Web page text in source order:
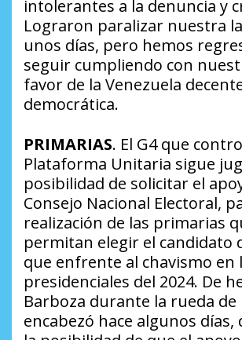
intolerantes a la denuncia y
Lograron paralizar nuestra
unos días, pero hemos
seguir cumpliendo con
favor de la Venezuela
democrática.
PRIMARIAS. El G4 que
Plataforma Unitaria sigue
posibilidad de solicitar el
Consejo Nacional Electoral,
realización de las primarias
permitan elegir el candidato
que enfrente al chavismo en
presidenciales del 2024. De
Barboza durante la rueda
encabezó hace algunos días,